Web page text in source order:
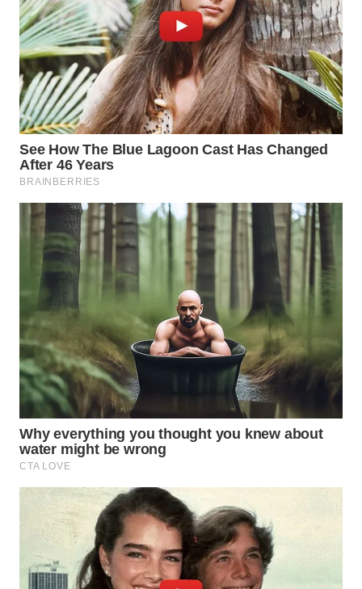
WN
TAPANULI
TENGAH
WN DELI
SERDANG
WN
TEBING
TINGGI
WN
PAKPAK
WN
KARAWANG
WN
BEKASI
WN
BOGOR
WN
DEPOK
TAPANULI
UTARA